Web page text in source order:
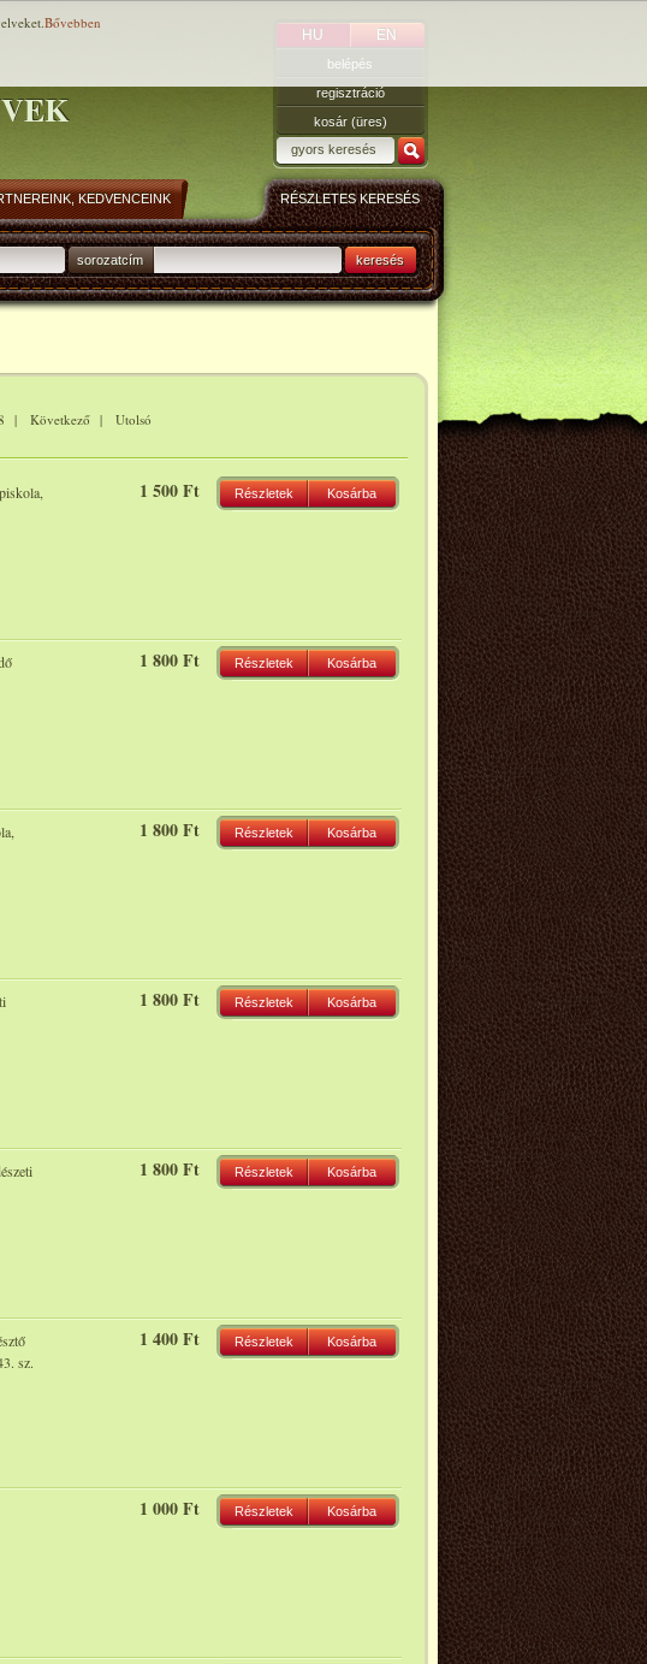
HU EN
belépés
regisztráció
kosár (üres)
KEDVENCEINK RÉSZLETES KERESÉS
sorozatcím keresés
| Következő| Utolsó
1 500 Ft Részletek Kosárba
1 800 Ft Részletek Kosárba
1 800 Ft Részletek Kosárba
1 800 Ft Részletek Kosárba
1 800 Ft Részletek Kosárba
sz.
1 400 Ft Részletek Kosárba
1 000 Ft Részletek Kosárba
Bővebben